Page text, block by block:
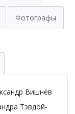
Фотографы
Вишнёв
Тэвдой-